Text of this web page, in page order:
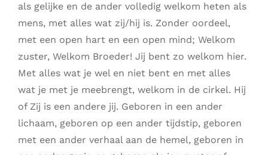
als gelijke en de ander volledig welkom heten als
mens, met alles wat zij/hij is. Zonder oordeel,
met een open hart en een open mind; Welkom
zuster, Welkom Broeder! Jij bent zo welkom hier.
Met alles wat je wel en niet bent en met alles
wat je met je meebrengt, welkom in de cirkel. Hij
of Zij is een andere jij. Geboren in een ander
lichaam, geboren op een ander tijdstip, geboren
met een ander verhaal aan de hemel, geboren in